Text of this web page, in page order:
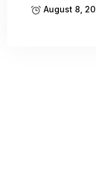
August 8,